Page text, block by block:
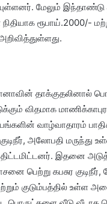
மேலும் இந்தாண்டு
ரூபாய்.2000/-
தாக்குதலினால்
விதமாக
வாழ்வாதாரம்
அலோபதி மருந்து
இதனை
பெற்று கபசுர குடிநீர்,
குடும்பத்தில் உள்ள